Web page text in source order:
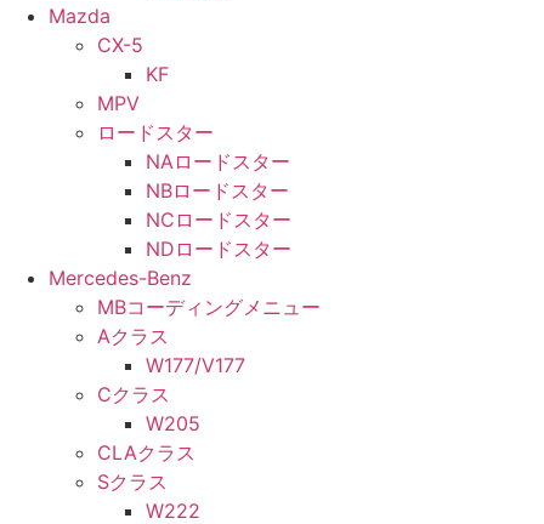
Mazda
CX-5
KF
MPV
ロードスター
NAロードスター
NBロードスター
NCロードスター
NDロードスター
Mercedes-Benz
MBコーディングメニュー
Aクラス
W177/V177
Cクラス
W205
CLAクラス
Sクラス
W222